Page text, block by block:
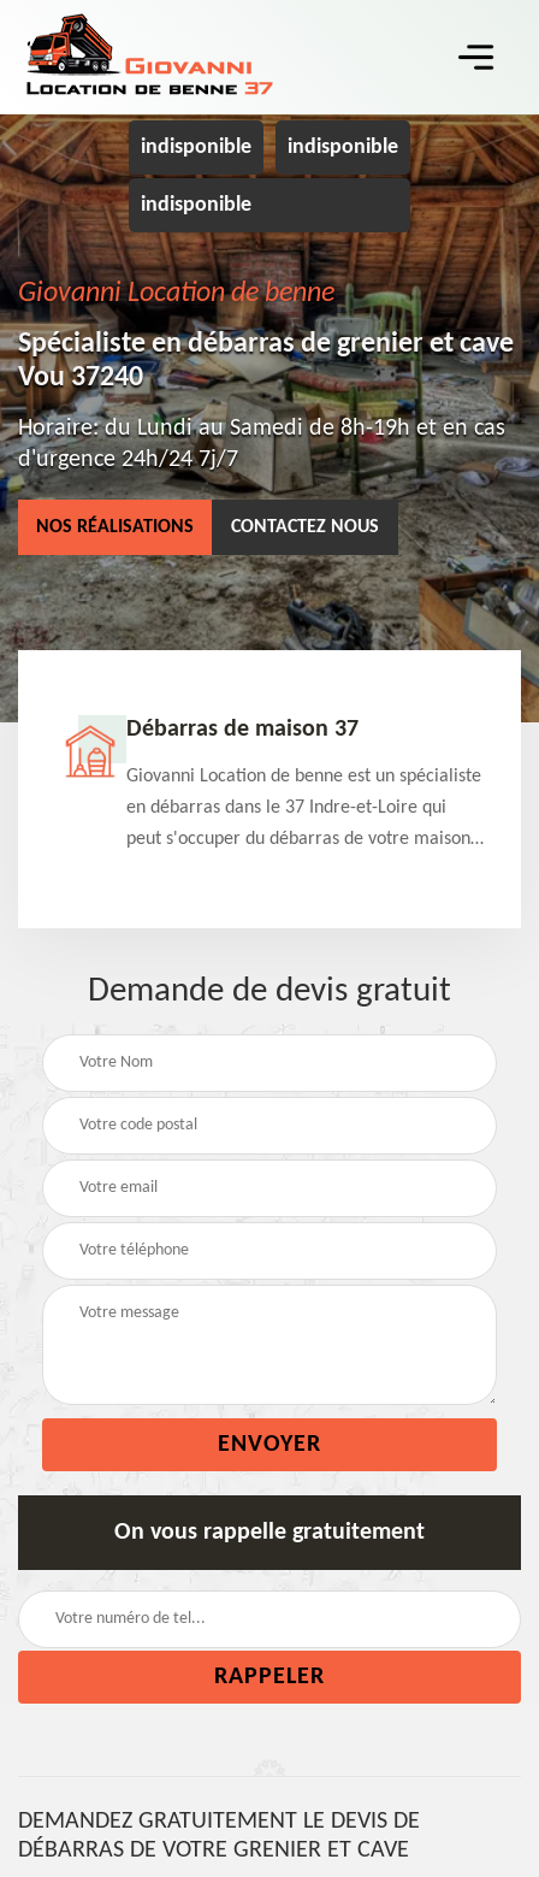
indisponible indisponible
indisponible
Giovanni Location de benne
Spécialiste en débarras de grenier et cave
Vou 37240
Horaire: du Lundi au Samedi de 8h-19h et en cas
d'urgence 24h/24 7j/7
NOS RÉALISATIONS CONTACTEZ NOUS
Débarras de maison 37
Giovanni Location de benne est un spécialiste
en débarras dans le 37 Indre-et-Loire qui
peut s'occuper du débarras de votre maison
Demande de devis gratuit
On vous rappelle gratuitement
DEMANDEZ GRATUITEMENT LE DEVIS DE
DÉBARRAS DE VOTRE GRENIER ET CAVE